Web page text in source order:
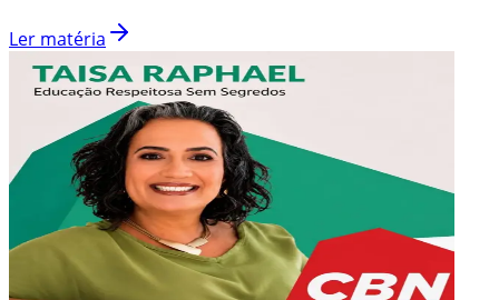
Ler matéria